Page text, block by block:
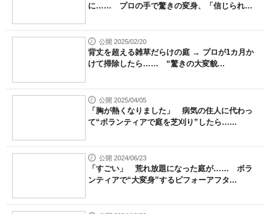
に…… プロの手で驚きの変身、「信じられ
公開 2025/02/20
背丈を超える雑草だらけの庭 → プロが1カ月か
けて掃除したら…… “驚きの大変貌...
公開 2025/04/05
「胸が熱くなりました」 病気の住人に代わっ
て“ボランティアで庭を芝刈り”したら…...
公開 2024/06/23
「すごい」 荒れ放題になった庭が…… ボラ
ンティアで“大変身”するビフォーアフタ...